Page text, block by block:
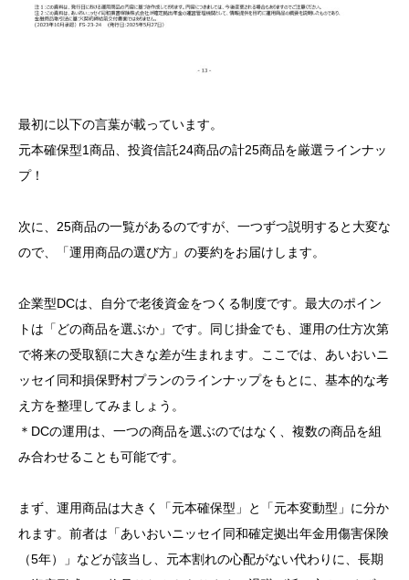
最初に以下の言葉が載っています。
元本確保型1商品、投資信託24商品の計25商品を厳選ラインナッ
プ！
次に、25商品の一覧があるのですが、一つずつ説明すると大変な
ので、「運用商品の選び方」の要約をお届けします。
企業型DCは、自分で老後資金をつくる制度です。最大のポイン
トは「どの商品を選ぶか」です。同じ掛金でも、運用の仕方次第
で将来の受取額に大きな差が生まれます。ここでは、あいおいニ
ッセイ同和損保野村プランのラインナップをもとに、基本的な考
え方を整理してみましょう。
＊DCの運用は、一つの商品を選ぶのではなく、複数の商品を組
み合わせることも可能です。
まず、運用商品は大きく「元本確保型」と「元本変動型」に分か
れます。前者は「あいおいニッセイ同和確定拠出年金用傷害保険
（5年）」などが該当し、元本割れの心配がない代わりに、長期